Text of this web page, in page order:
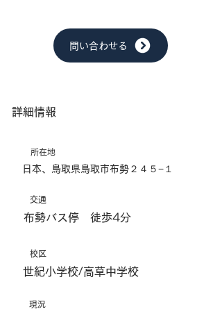
問い合わせる
詳細情報
所在地
日本、鳥取県鳥取市布勢２４５−１
交通
布勢バス停 徒歩4分
現況
​校区
世紀小学校/高草中学校